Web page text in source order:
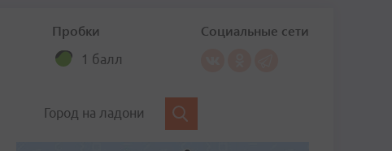
Пробки
1 балл
Социальные сети
Город на ладони